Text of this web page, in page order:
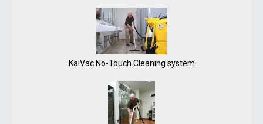
KaiVac No-Touch Cleaning system